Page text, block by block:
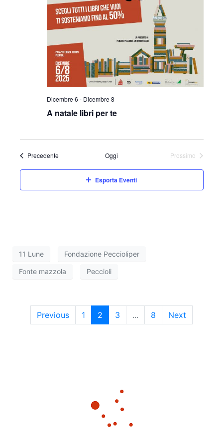
Dicembre 6 - Dicembre 8
A natale libri per te
PrecedenteEventi Oggi
Prossimo
Esporta Eventi
11 Lune Fondazione Peccioliper
Fonte mazzola Peccioli
Previous 1 2 3 ... 8 Next